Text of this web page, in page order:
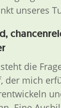
unseres
die
der mich